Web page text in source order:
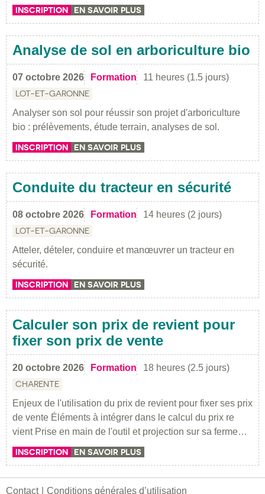
INSCRIPTION EN SAVOIR PLUS
Analyse de sol en arboriculture bio
07 octobre 2026 Formation 11 heures (1.5 jours)
LOT-ET-GARONNE
Analyser son sol pour réussir son projet d'arboriculture
bio : prélèvements, étude terrain, analyses de sol.
INSCRIPTION EN SAVOIR PLUS
Conduite du tracteur en sécurité
08 octobre 2026 Formation 14 heures (2 jours)
LOT-ET-GARONNE
Atteler, dételer, conduire et manœuvrer un tracteur en
sécurité.
INSCRIPTION EN SAVOIR PLUS
Calculer son prix de revient pour
fixer son prix de vente
20 octobre 2026 Formation 18 heures (2.5 jours)
CHARENTE
Enjeux de l'utilisation du prix de revient pour fixer ses prix
de vente Éléments à intégrer dans le calcul du prix re
vient Prise en main de l'outil et projection sur sa ferme…
INSCRIPTION EN SAVOIR PLUS
Contact Conditions générales d’utilisation